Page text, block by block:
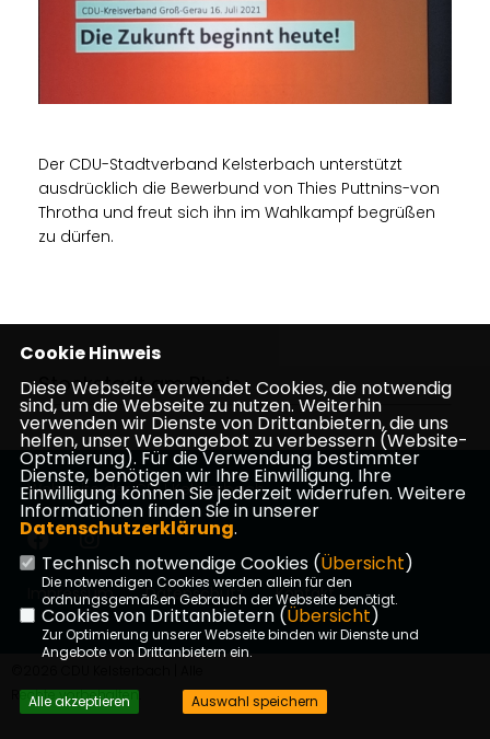
Der CDU-Stadtverband Kelsterbach unterstützt
ausdrücklich die Bewerbund von Thies Puttnins-von
Throtha und freut sich ihn im Wahlkampf begrüßen
zu dürfen.
Stockstadt am Rhein,
Webseite der CDU Kelsterbach
Impressum Datenschutz Kontakt
Rechte vorbehalten.
Cookie Hinweis
Diese Webseite verwendet Cookies, die notwendig
sind, um die Webseite zu nutzen. Weiterhin
verwenden wir Dienste von Drittanbietern, die uns
helfen, unser Webangebot zu verbessern (Website-
Optmierung). Für die Verwendung bestimmter
Dienste, benötigen wir Ihre Einwilligung. Ihre
Einwilligung können Sie jederzeit widerrufen. Weitere
Informationen finden Sie in unserer
Datenschutzerklärung.
Technisch notwendige Cookies (Übersicht)
Die notwendigen Cookies werden allein für den
ordnungsgemäßen Gebrauch der Webseite benötigt.
Cookies von Drittanbietern (Übersicht)
Zur Optimierung unserer Webseite binden wir Dienste und
Angebote von Drittanbietern ein.
Alle akzeptieren Auswahl speichern